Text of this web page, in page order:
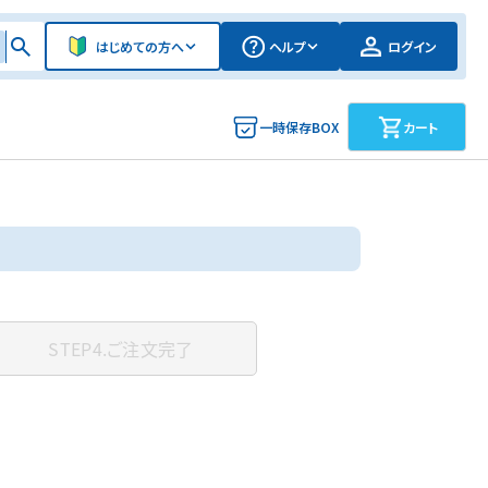
はじめての方へ ヘルプ ログイン
一時保存BOX カート
STEP4.ご注文完了